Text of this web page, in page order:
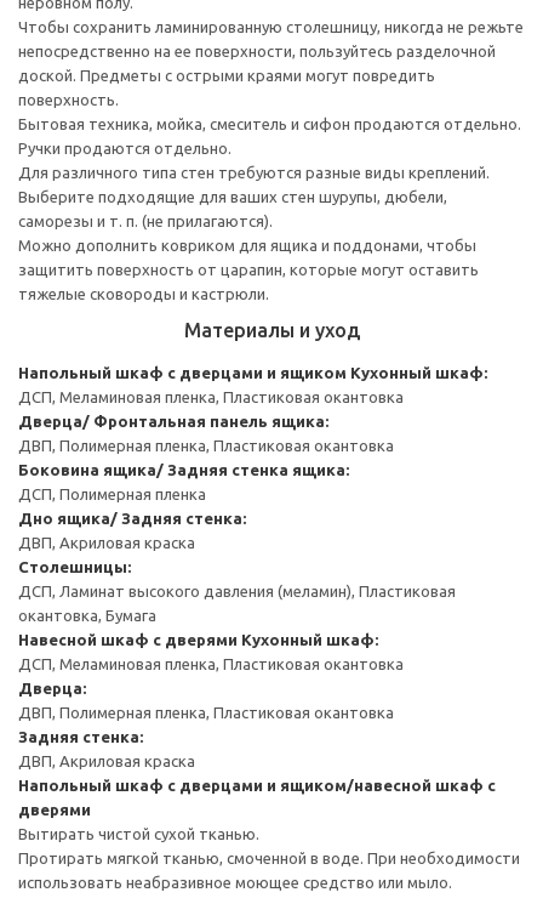
Чтобы сохранить ламинированную столешницу, никогда не режьте
непосредственно на ее поверхности, пользуйтесь разделочной
доской. Предметы с острыми краями могут повредить
поверхность.
Бытовая техника, мойка, смеситель и сифон продаются отдельно.
Ручки продаются отдельно.
Для различного типа стен требуются разные виды креплений.
Выберите подходящие для ваших стен шурупы, дюбели,
саморезы и т. п. (не прилагаются).
Можно дополнить ковриком для ящика и поддонами, чтобы
защитить поверхность от царапин, которые могут оставить
тяжелые сковороды и кастрюли.
Материалы и уход
Напольный шкаф с дверцами и ящиком Кухонный шкаф:
ДСП, Меламиновая пленка, Пластиковая окантовка
Дверца/ Фронтальная панель ящика:
ДВП, Полимерная пленка, Пластиковая окантовка
Боковина ящика/ Задняя стенка ящика:
ДСП, Полимерная пленка
Дно ящика/ Задняя стенка:
ДВП, Акриловая краска
Столешницы:
ДСП, Ламинат высокого давления (меламин), Пластиковая
окантовка, Бумага
Навесной шкаф с дверями Кухонный шкаф:
ДСП, Меламиновая пленка, Пластиковая окантовка
Дверца:
ДВП, Полимерная пленка, Пластиковая окантовка
Задняя стенка:
ДВП, Акриловая краска
Напольный шкаф с дверцами и ящиком/навесной шкаф с
дверями
Вытирать чистой сухой тканью.
Протирать мягкой тканью, смоченной в воде. При необходимости
использовать неабразивное моющее средство или мыло.